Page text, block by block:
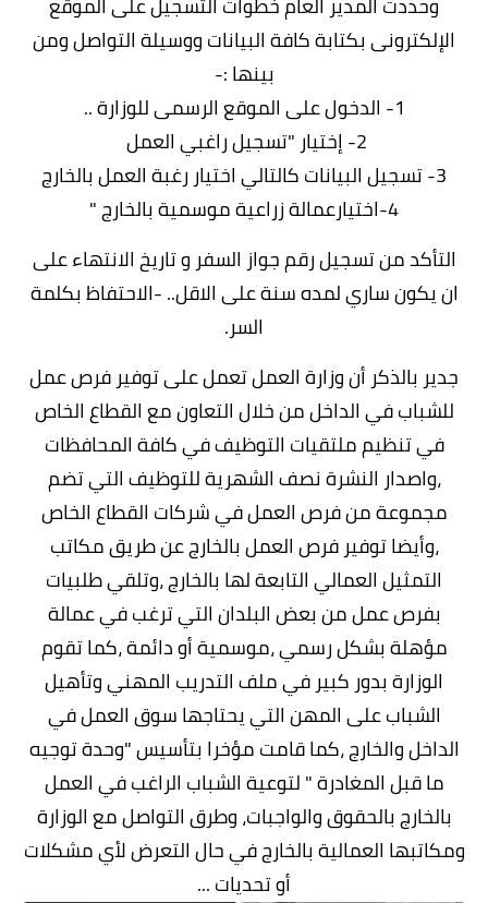
الإلكترونى بكتابة كافة البيانات ووسيلة التواصل ومن
بينها :-
1- الدخول على الموقع الرسمى للوزارة ..
2- إختيار "تسجيل راغبي العمل
3- تسجيل البيانات كالتالي اختيار رغبة العمل بالخارج
4-اختيارعمالة زراعية موسمية بالخارج "
التأكد من تسجيل رقم جواز السفر و تاريخ الانتهاء على
ان يكون ساري لمده سنة على الاقل.. -الاحتفاظ بكلمة
السر.
جدير بالذكر أن وزارة العمل تعمل على توفير فرص عمل
للشباب في الداخل من خلال التعاون مع القطاع الخاص
في تنظيم ملتقيات التوظيف في كافة المحافظات
،واصدار النشرة نصف الشهرية للتوظيف التي تضم
مجموعة من فرص العمل في شركات القطاع الخاص
،وأيضا توفير فرص العمل بالخارج عن طريق مكاتب
التمثيل العمالي التابعة لها بالخارج ،وتلقي طلبيات
بفرص عمل من بعض البلدان التي ترغب في عمالة
مؤهلة بشكل رسمي ،موسمية أو دائمة ،كما تقوم
الوزارة بدور كبير في ملف التدريب المهني وتأهيل
الشباب على المهن التي يحتاجها سوق العمل في
الداخل والخارج ،كما قامت مؤخرا بتأسيس "وحدة توجيه
ما قبل المغادرة " لتوعية الشباب الراغب في العمل
بالخارج بالحقوق والواجبات، وطرق التواصل مع الوزارة
ومكاتبها العمالية بالخارج في حال التعرض لأي مشكلات
أو تحديات ...